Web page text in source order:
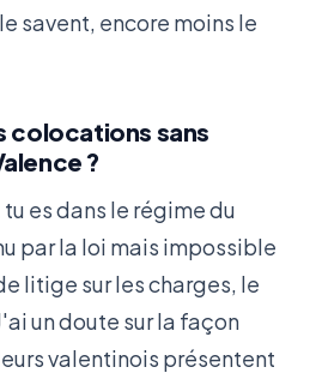
savent, encore moins le
colocations sans
?
es dans le régime du
par la loi mais impossible
litige sur les charges, le
un doute sur la façon
valentinois présentent